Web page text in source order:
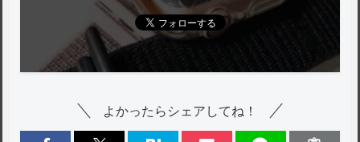
よかったらシェアしてね！